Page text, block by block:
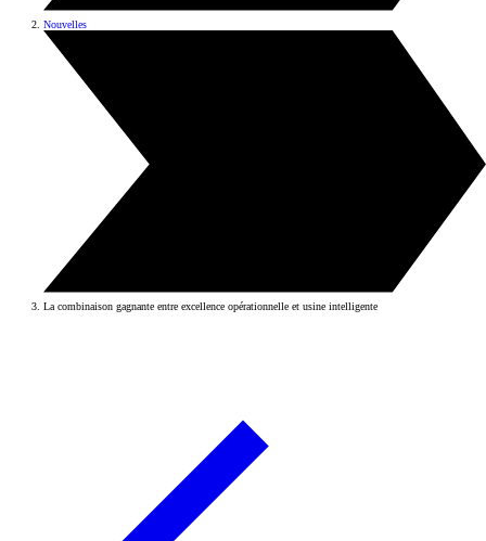
Nouvelles
La combinaison gagnante entre excellence opérationnelle et usine intelligente